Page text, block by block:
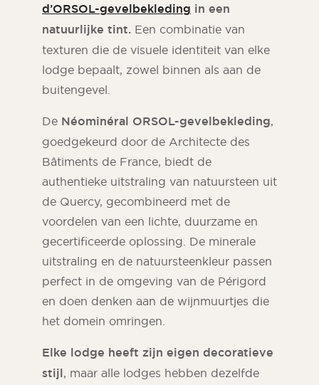
d’ORSOL-gevelbekleding in een
natuurlijke tint. Een combinatie van
texturen die de visuele identiteit van elke
lodge bepaalt, zowel binnen als aan de
buitengevel.
De Néominéral ORSOL-gevelbekleding,
goedgekeurd door de Architecte des
Bâtiments de France, biedt de
authentieke uitstraling van natuursteen uit
de Quercy, gecombineerd met de
voordelen van een lichte, duurzame en
gecertificeerde oplossing. De minerale
uitstraling en de natuursteenkleur passen
perfect in de omgeving van de Périgord
en doen denken aan de wijnmuurtjes die
het domein omringen.
Elke lodge heeft zijn eigen decoratieve
stijl, maar alle lodges hebben dezelfde